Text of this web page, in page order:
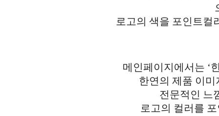
로고의 색을 포인트컬
메인페이지에서는 ‘
한연의 제품 이
전문적인 느
로고의 컬러를